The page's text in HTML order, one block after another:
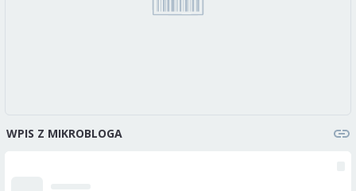
WPIS Z MIKROBLOGA